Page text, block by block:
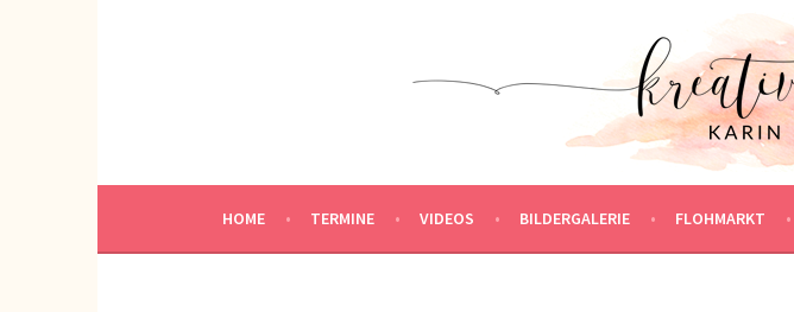
KREATIVWERKSTATT
HOME TERMINE VIDEOS BILDERGALERIE FLOHMARKT